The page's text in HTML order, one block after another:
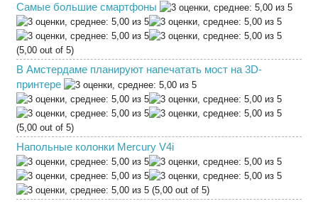
Самые большие смартфоны
(5,00 out of 5)
В Амстердаме планируют напечатать мост на 3D-
принтере
(5,00 out of 5)
Напольные колонки Mercury V4i
(5,00 out of 5)